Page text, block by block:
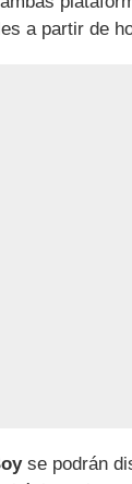
a partir de
se podrán